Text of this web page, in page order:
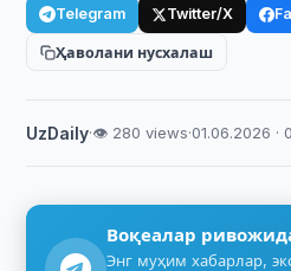
Telegram Twitter/X
Ҳаволани нусхалаш
UzDaily·👁 280 views·01.06.2026 ·
Воқеалар
Энг муҳим хабарлар,